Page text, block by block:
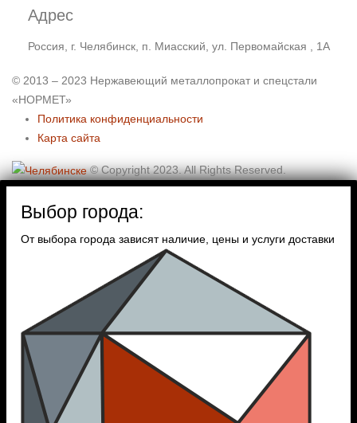
Адрес
Россия, г. Челябинск, п. Миасский, ул. Первомайская , 1А
© 2013 – 2023 Нержавеющий металлопрокат и спецстали
«НОРМЕТ»
Политика конфиденциальности
Карта сайта
© Copyright 2023. All Rights Reserved.
Выбор города:
От выбора города зависят наличие, цены и услуги доставки